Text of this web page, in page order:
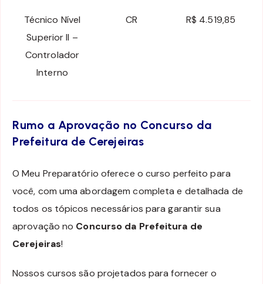
Técnico Nível
Superior II –
Controlador
Interno
CR R$ 4.519,85
Rumo a Aprovação no Concurso da
Prefeitura de Cerejeiras
O Meu Preparatório oferece o curso perfeito para
você, com uma abordagem completa e detalhada de
todos os tópicos necessários para garantir sua
aprovação no Concurso da Prefeitura de
Cerejeiras!
Nossos cursos são projetados para fornecer o